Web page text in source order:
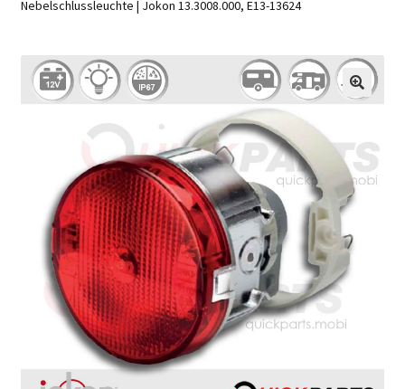
HUPEN
Nebelschlussleuchte | Jokon 13.3008.000, E13-13624